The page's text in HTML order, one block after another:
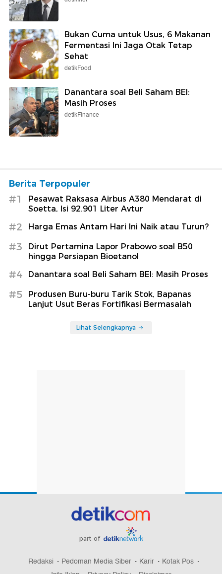
Bukan Cuma untuk Usus, 6 Makanan
Fermentasi Ini Jaga Otak Tetap
Sehat
detikFood
Danantara soal Beli Saham BEI:
Masih Proses
detikFinance
Berita Terpopuler
#1
Pesawat Raksasa Airbus A380 Mendarat di
Soetta, Isi 92.901 Liter Avtur
#2 Harga Emas Antam Hari Ini Naik atau Turun?
#3
Dirut Pertamina Lapor Prabowo soal B50
hingga Persiapan Bioetanol
#4 Danantara soal Beli Saham BEI: Masih Proses
#5
Produsen Buru-buru Tarik Stok, Bapanas
Lanjut Usut Beras Fortifikasi Bermasalah
Lihat Selengkapnya
part of
Redaksi Pedoman Media Siber Karir
Kotak Pos